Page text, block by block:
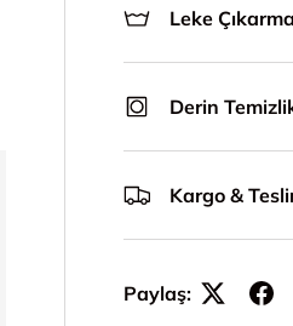
Leke Çıkarma
Derin
Kargo &
Paylaş: